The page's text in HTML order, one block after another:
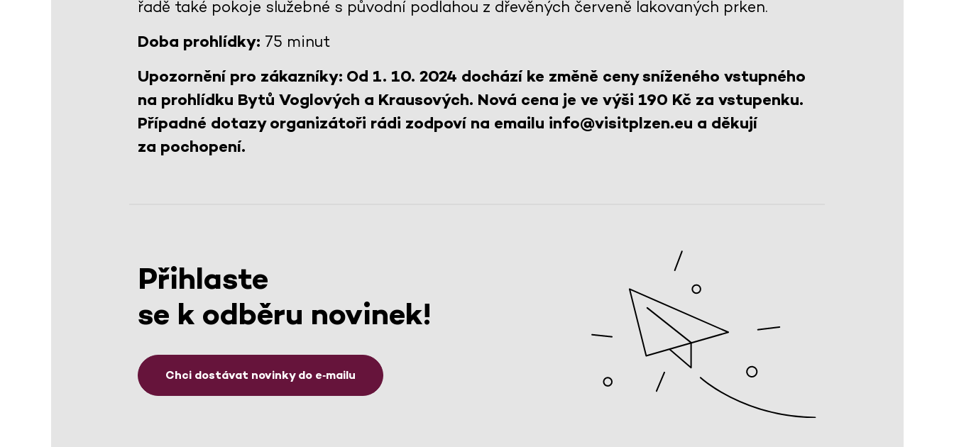
řadě také pokoje služebné s původní podlahou z dřevěných červeně lakovaných prken.
Doba prohlídky: 75 minut
Upozornění pro zákazníky: Od 1. 10. 2024 dochází ke změně ceny sníženého vstupného
na prohlídku Bytů Voglových a Krausových. Nová cena je ve výši 190 Kč za vstupenku.
Případné dotazy organizátoři rádi zodpoví na emailu info@visitplzen.eu a děkují
za pochopení.
Přihlaste
se k odběru novinek!
Chci dostávat novinky do e‑mailu